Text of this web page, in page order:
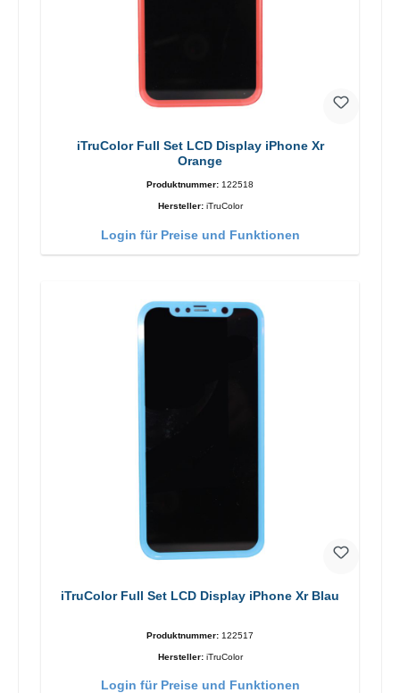
iTruColor Full Set LCD Display iPhone Xr
Orange
Produktnummer: 122518
Hersteller: iTruColor
Login für Preise und Funktionen
iTruColor Full Set LCD Display iPhone Xr Blau
Produktnummer: 122517
Hersteller: iTruColor
Login für Preise und Funktionen